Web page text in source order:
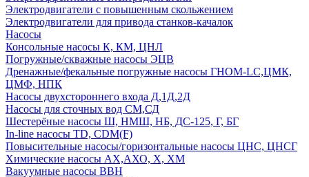
Электродвигатели с повышенным скольжением
Электродвигатели для привода станков-качалок
Насосы
Консольные насосы К, КМ, ЦНЛ
Погружные/скважные насосы ЭЦВ
Дренажные/фекальные погружные насосы ГНОМ-LC,ЦМК,
ЦМФ, НПК
Насосы двухстороннего входа Д,1Д,2Д
Насосы для сточных вод СМ,СД
Шестерёные насосы Ш, НМШ, НБ, ДС-125, Г, БГ
In-line насосы TD, CDM(F)
Повысительные насосы/горизонтальные насосы ЦНС, ЦНСГ
Химические насосы АХ,АХО, Х, ХМ
Вакуумные насосы ВВН